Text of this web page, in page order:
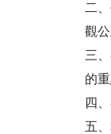
二
觀公
三
的
四
五